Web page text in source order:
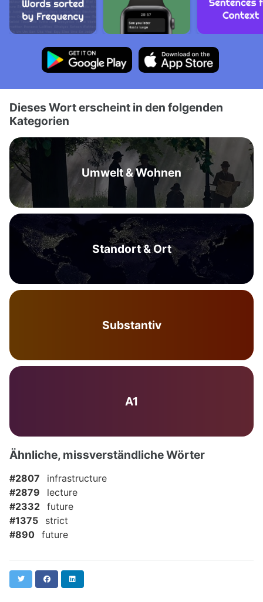
Dieses Wort erscheint in den folgenden
Kategorien
Umwelt & Wohnen
Standort & Ort
Substantiv
A1
Ähnliche, missverständliche Wörter
#2807
infrastructure
#2879
lecture
#2332 future
#1375
strict
#890 future
Twitter Facebook